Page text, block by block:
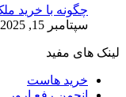
چگونه با خرید
سپتامبر 15, 2025
لینک های مفید
خرید هاست